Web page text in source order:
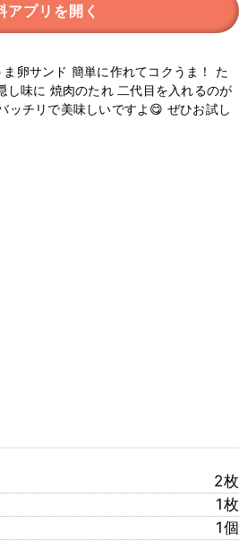
アプリを開く
卵サンド 簡単に作れてコクうま！ た
し味に 焼肉のたれ 二代目を入れるのが
ッチリで美味しいですよ😋 ぜひお試し
2枚
1枚
1個